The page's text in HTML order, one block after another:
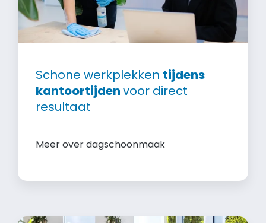
Schone werkplekken tijdens
kantoortijdenvoor direct
resultaat
Meer over dagschoonmaak